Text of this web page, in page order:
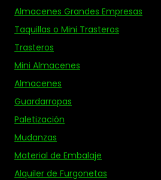
Almacenes Grandes Empresas
Taquillas o Mini Trasteros
Trasteros
Mini Almacenes
Almacenes
Guardarropas
Paletización
Mudanzas
Material de Embalaje
Alquiler de Furgonetas